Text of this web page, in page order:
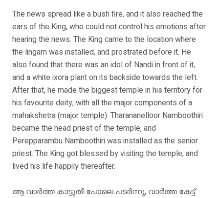
The news spread like a bush fire, and it also reached the
ears of the King, who could not control his emotions after
hearing the news. The King came to the location where
the lingam was installed, and prostrated before it. He
also found that there was an idol of Nandi in front of it,
and a white ixora plant on its backside towards the left.
After that, he made the biggest temple in his territory for
his favourite deity, with all the major components of a
mahakshetra (major temple). Tharananelloor Namboothiri
became the head priest of the temple, and
Perepparambu Namboothiri was installed as the senior
priest. The King got blessed by visiting the temple, and
lived his life happily thereafter.
ആ വാർത്ത കാട്ടുതീ പോലെ പടർന്നു, വാർത്ത കേട്ട്